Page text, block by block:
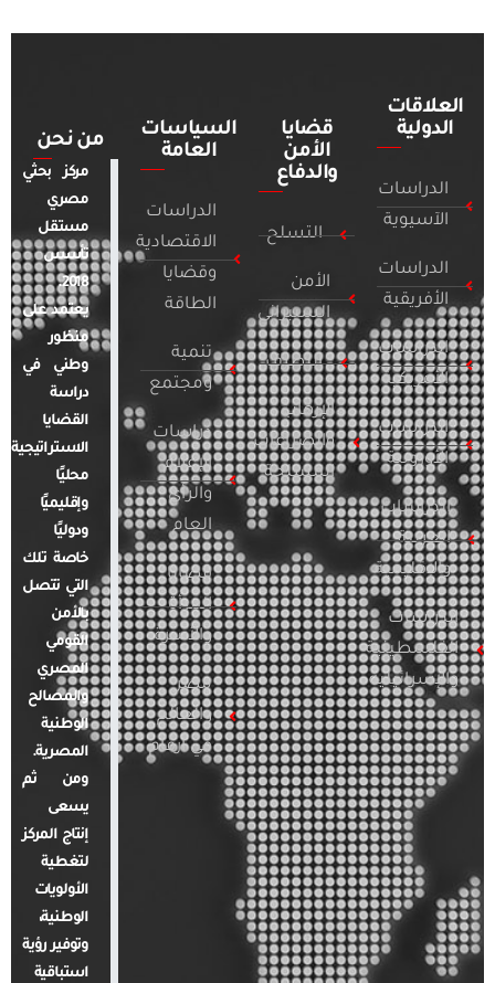
العلاقات
الدولية
الدراسات
الآسيوية
الدراسات
الأفريقية
الدراسات
الأمريكية
الدراسات
الأوروبية
الدراسات
العربية
والإقليمية
الدراسات
الفلسطينية
والإسرائيلية
قضايا
الأمن
والدفاع
التسلح
الأمن
السيبراني
التطرف
الإرهاب
والصراعات
المسلحة
السياسات
العامة
الدراسات
الاقتصادية
وقضايا
الطاقة
تنمية
ومجتمع
دراسات
الإعلام
والرأي
العام
قضايا
المرأة
والأسرة
مصر
والعالم
في أرقام
من نحن
مركز بحثي
مصري
مستقل
تأسس
2018.
يعتمد على
منظور
وطني في
دراسة
القضايا
الاستراتيجية
محليًا
وإقليميًا
ودوليًا
خاصة تلك
التي تتصل
بالأمن
القومي
المصري
والمصالح
الوطنية
المصرية.
ومن ثم
يسعى
إنتاج المركز
لتغطية
الأولويات
الوطنية،
وتوفير رؤية
استباقية